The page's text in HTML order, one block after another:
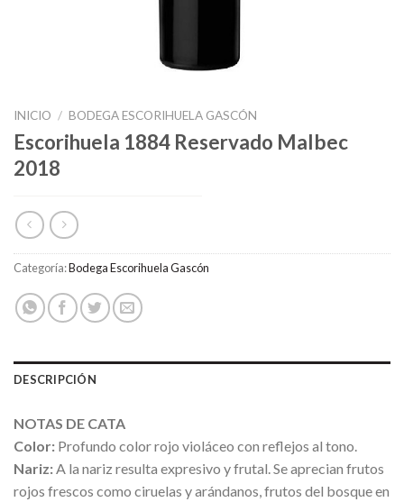
INICIO / BODEGA ESCORIHUELA GASCÓN
Escorihuela 1884 Reservado Malbec
2018
Categoría:Bodega Escorihuela Gascón
DESCRIPCIÓN
NOTAS DE CATA
Color: Profundo color rojo violáceo con reflejos al tono.
Nariz:A la nariz resulta expresivo y frutal. Se aprecian frutos
rojos frescos como ciruelas y arándanos, frutos del bosque en